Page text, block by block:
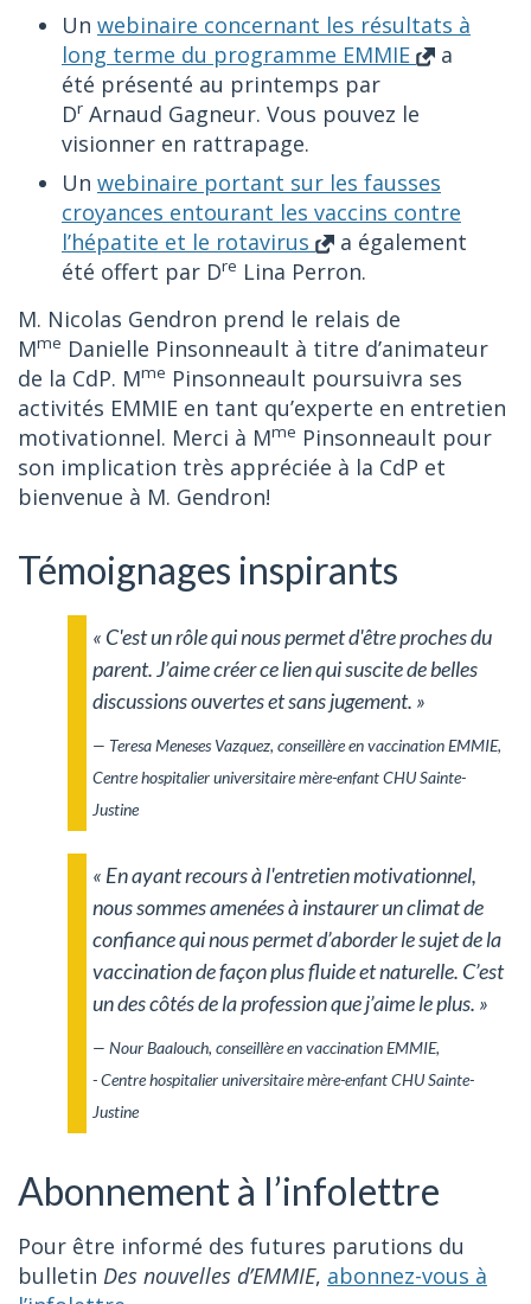
Un webinaire concernant les résultats à
long terme du programme EMMIE
a
été présenté au printemps par
Dr Arnaud Gagneur. Vous pouvez le
visionner en rattrapage.
Un webinaire portant sur les fausses
croyances entourant les vaccins contre
l’hépatite et le rotavirus
a également
été offert par Dre Lina Perron.
M. Nicolas Gendron prend le relais de
Mme Danielle Pinsonneault à titre d’animateur
de la CdP. Mme Pinsonneault poursuivra ses
activités EMMIE en tant qu’experte en entretien
motivationnel. Merci à Mme Pinsonneault pour
son implication très appréciée à la CdP et
bienvenue à M. Gendron!
Témoignages inspirants
« C'est un rôle qui nous permet d'être proches du
parent. J’aime créer ce lien qui suscite de belles
discussions ouvertes et sans jugement. »
— Teresa Meneses Vazquez, conseillère en vaccination EMMIE,
Centre hospitalier universitaire mère-enfant CHU Sainte-
Justine
« En ayant recours à l'entretien motivationnel,
nous sommes amenées à instaurer un climat de
confiance qui nous permet d’aborder le sujet de la
vaccination de façon plus fluide et naturelle. C’est
un des côtés de la profession que j’aime le plus. »
— Nour Baalouch, conseillère en vaccination EMMIE,
- Centre hospitalier universitaire mère-enfant CHU Sainte-
Justine
Abonnement à l’infolettre
Pour être informé des futures parutions du
bulletin Des nouvelles d’EMMIE, abonnez-vous à